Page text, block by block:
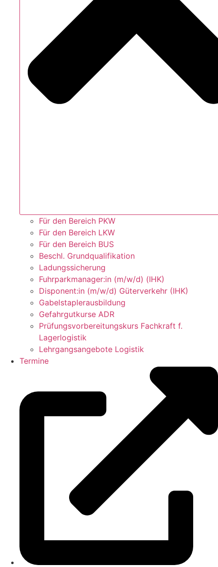
Für den Bereich PKW
Für den Bereich LKW
Für den Bereich BUS
Beschl. Grundqualifikation
Ladungssicherung
Fuhrparkmanager:in (m/w/d) (IHK)
Disponent:in (m/w/d) Güterverkehr (IHK)
Gabelstaplerausbildung
Gefahrgutkurse ADR
Prüfungsvorbereitungskurs Fachkraft f.
Lagerlogistik
Lehrgangsangebote Logistik
Termine